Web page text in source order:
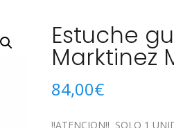
Estuche
Marktinez
84,00€
!!ATENCION!! SOLO 1